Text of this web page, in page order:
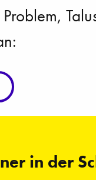
in der